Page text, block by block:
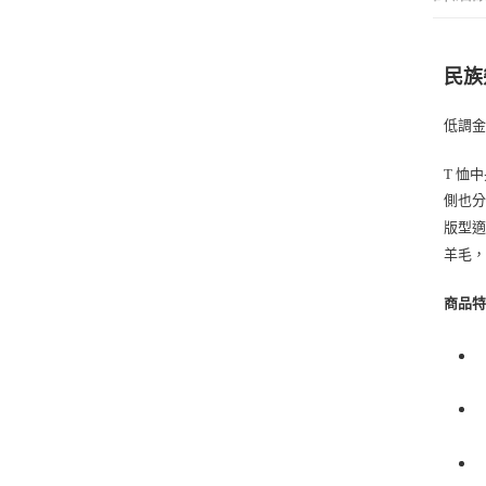
民
低調
T 恤
側也
版型
羊毛
商品